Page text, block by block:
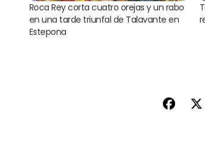
Roca Rey corta cuatro orejas y un rabo
en una tarde triunfal de Talavante en
Estepona